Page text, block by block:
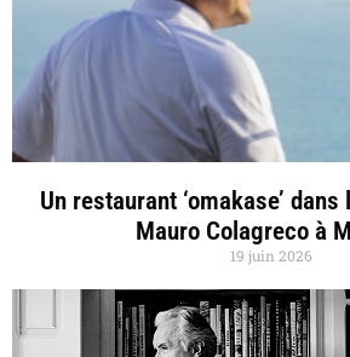
Un restaurant ‘omakase’
Mauro Colagreco à
19 juin 2026